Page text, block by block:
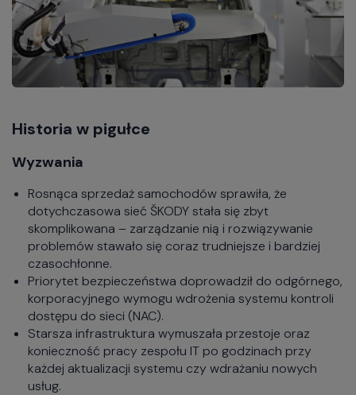
Historia w pigułce
Wyzwania
Rosnąca sprzedaż samochodów sprawiła, że
dotychczasowa sieć ŠKODY stała się zbyt
skomplikowana – zarządzanie nią i rozwiązywanie
problemów stawało się coraz trudniejsze i bardziej
czasochłonne.
Priorytet bezpieczeństwa doprowadził do odgórnego,
korporacyjnego wymogu wdrożenia systemu kontroli
dostępu do sieci (NAC).
Starsza infrastruktura wymuszała przestoje oraz
konieczność pracy zespołu IT po godzinach przy
każdej aktualizacji systemu czy wdrażaniu nowych
usług.